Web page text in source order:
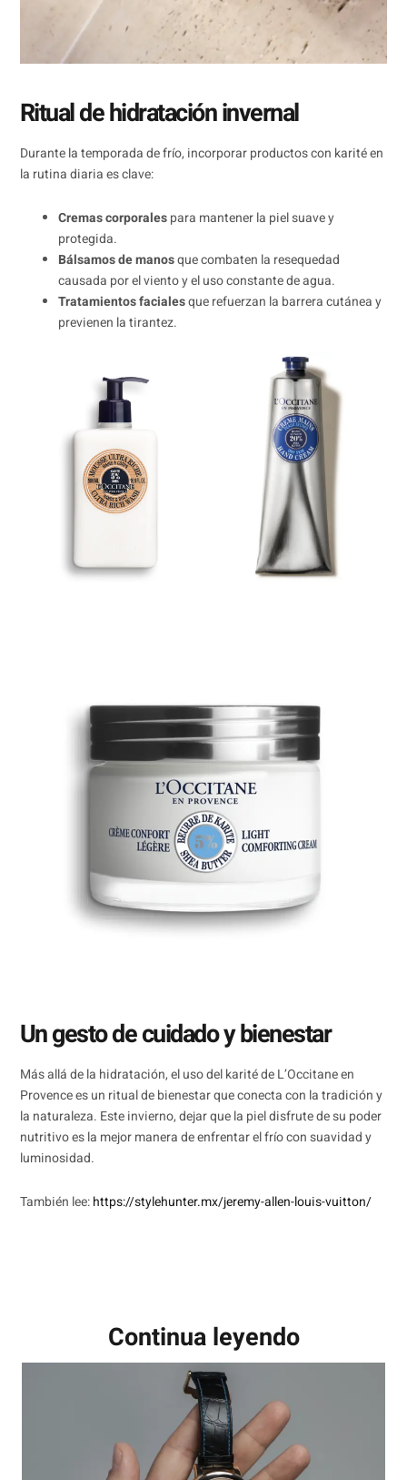
Ritual de hidratación invernal
Durante la temporada de frío, incorporar productos con karité en
la rutina diaria es clave:
Cremas corporalespara mantener la piel suave y
protegida.
Bálsamos de manosque combaten la resequedad
causada por el viento y el uso constante de agua.
Tratamientos facialesque refuerzan la barrera cutánea y
previenen la tirantez.
Un gesto de cuidado y bienestar
Más allá de la hidratación, el uso del karité de L’Occitane en
Provence es un ritual de bienestar que conecta con la tradición y
la naturaleza. Este invierno, dejar que la piel disfrute de su poder
nutritivo es la mejor manera de enfrentar el frío con suavidad y
luminosidad.
También lee:https://stylehunter.mx/jeremy-allen-louis-vuitton/
Continua leyendo